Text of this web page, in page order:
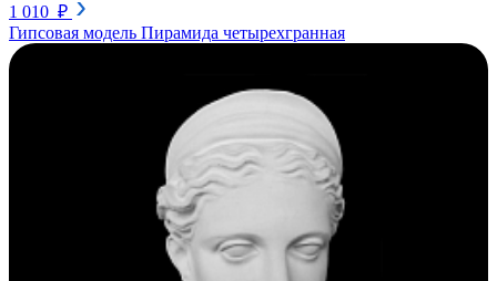
1 010 ₽
Гипсовая модель Пирамида четырехгранная